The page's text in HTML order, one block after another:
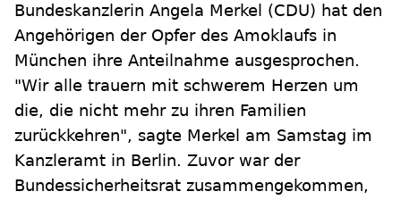
Bundeskanzlerin Angela Merkel (CDU) hat den
Angehörigen der Opfer des Amoklaufs in
München ihre Anteilnahme ausgesprochen.
"Wir alle trauern mit schwerem Herzen um
die, die nicht mehr zu ihren Familien
zurückkehren", sagte Merkel am Samstag im
Kanzleramt in Berlin. Zuvor war der
Bundessicherheitsrat zusammengekommen,